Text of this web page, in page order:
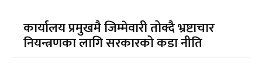
कार्यालय प्रमुखमै जिम्मेवारी तोक्दै भ्रष्टाचार
नियन्त्रणका लागि सरकारको कडा नीति